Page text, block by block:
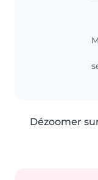
Dézoomer